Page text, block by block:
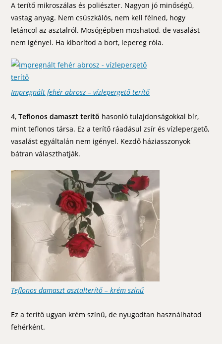
A terítő mikroszálas és poliészter. Nagyon jó minőségű,
vastag anyag. Nem csúszkálós, nem kell félned, hogy
letáncol az asztalról. Mosógépben moshatod, de vasalást
nem igényel. Ha kiborítod a bort, lepereg róla.
Impregnált fehér abrosz – vízlepergető terítő
4, Teflonos damaszt terítő hasonló tulajdonságokkal bír,
mint teflonos társa. Ez a terítő ráadásul zsír és vízlepergető,
vasalást egyáltalán nem igényel. Kezdő háziasszonyok
bátran választhatják.
Teflonos damaszt asztalterítő – krém színű
Ez a terítő ugyan krém színű, de nyugodtan használhatod
fehérként.